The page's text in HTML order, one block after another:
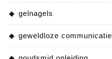
gelnagels
geweldloze communicatie